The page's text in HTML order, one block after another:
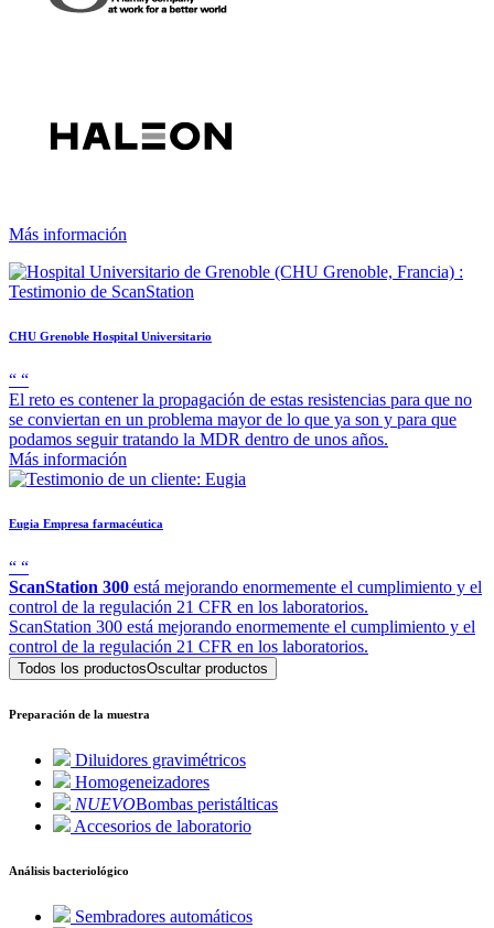
Más información
CHU Grenoble Hospital Universitario
“ “
El reto es contener la propagación de estas resistencias para que no
se conviertan en un problema mayor de lo que ya son y para que
podamos seguir tratando la MDR dentro de unos años.
Más información
Eugia Empresa farmacéutica
“ “
ScanStation 300 está mejorando enormemente el cumplimiento y el
control de la regulación 21 CFR en los laboratorios.
ScanStation 300 está mejorando enormemente el cumplimiento y el
control de la regulación 21 CFR en los laboratorios.
Todos los productosOscultar productos
Preparación de la muestra
Diluidores gravimétricos
Homogeneizadores
NUEVOBombas peristálticas
Accesorios de laboratorio
Análisis bacteriológico
Sembradores automáticos